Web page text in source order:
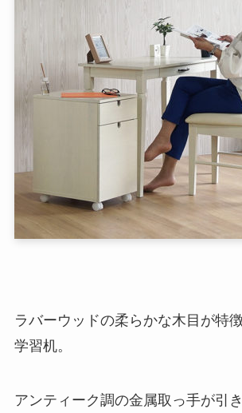
ラバーウッドの柔らかな木目が特
学習机。
アンティーク調の金属取っ手が引